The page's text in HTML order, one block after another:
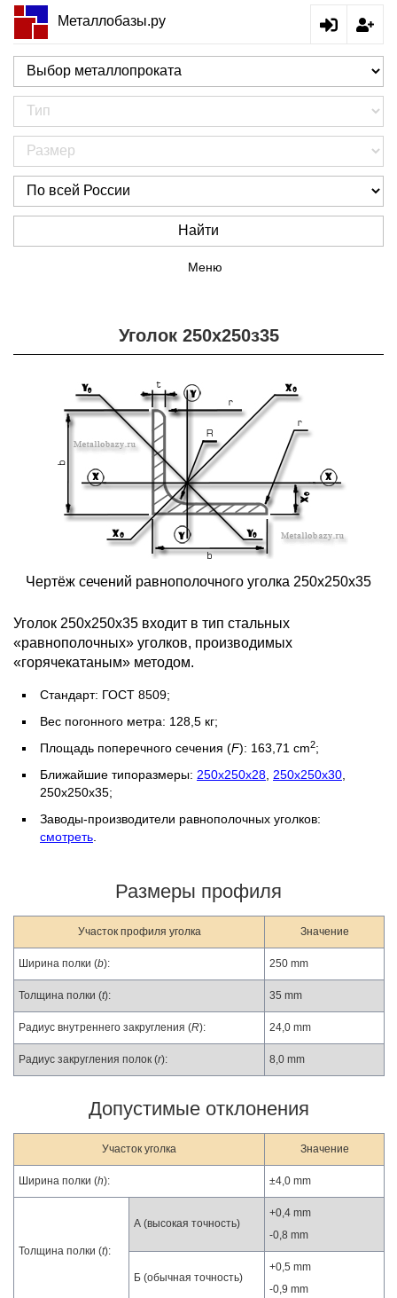
Металлобазы.ру
Найти
Меню
Уголок 250х250з35
Чертёж сечений равнополочного уголка 250х250х35
Уголок 250х250х35 входит в тип стальных
«равнополочных» уголков, производимых
«горячекатаным» методом.
Стандарт: ГОСТ 8509;
Вес погонного метра: 128,5 кг;
Площадь поперечного сечения (F): 163,71 cm2;
Ближайшие типоразмеры: 250х250х28 250х250х30
250х250х35;
Заводы-производители равнополочных уголков:
смотреть
Размеры профиля
Участок профиля уголка Значение
Ширина полки (b): 250 mm
Толщина полки (t): 35 mm
Радиус внутреннего закругления (R): 24,0 mm
Радиус закругления полок (r): 8,0 mm
Допустимые отклонения
Участок уголка Значение
Ширина полки (h): ±4,0 mm
Толщина полки (t):
А (высокая точность)
+0,4 mm
-0,8 mm
Б (обычная точность)
+0,5 mm
-0,9 mm